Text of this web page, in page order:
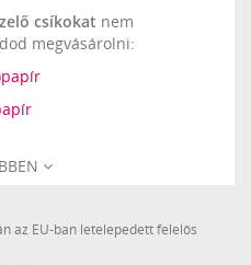
csíkokat nem
megvásárolni:
az EU-ban letelepedett felelős